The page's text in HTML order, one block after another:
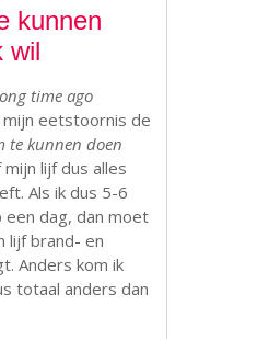
kunnen
wil
time ago
eetstoornis de
te kunnen doen
lijf dus alles
Als ik dus 5-6
dag, dan moet
lijf brand- en
Anders kom ik
totaal anders dan